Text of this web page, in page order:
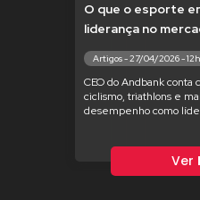
O que o esporte
liderança no
Artigos - 27/04/2026 -
CEO do Andbank conta
ciclismo, triathlons e
desempenho como
Ver